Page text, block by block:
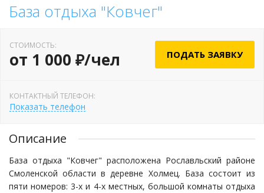
База отдыха "Ковчег"
СТОИМОСТЬ:
от 1 000 ₽/чел ПОДАТЬ ЗАЯВКУ
КОНТАКТНЫЙ ТЕЛЕФОН:
Показать телефон
Описание
База отдыха "Ковчег" расположена Рославльский районе
Смоленской области в деревне Холмец. База состоит из
пяти номеров: 3-х и 4-х местных, большой комнаты отдыха